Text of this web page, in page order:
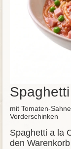
mit Tomaten-
Vorderschinken
Spaghetti a la
den